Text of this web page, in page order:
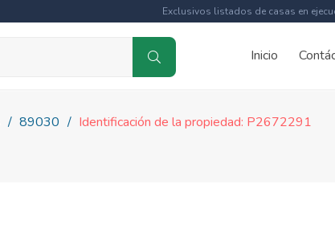
Exclusivos listados de casas en
Inicio
89030
Identificación de la propiedad: P2672291